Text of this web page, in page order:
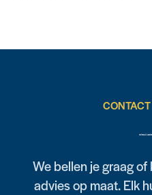
We bellen je graag
advies op maat. Elk